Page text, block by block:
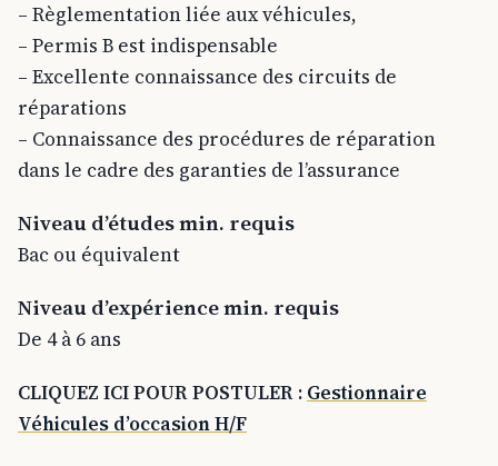
– Règlementation liée aux véhicules,
– Permis B est indispensable
– Excellente connaissance des circuits de
réparations
– Connaissance des procédures de réparation
dans le cadre des garanties de l’assurance
Niveau d’études min. requis
Bac ou équivalent
Niveau d’expérience min. requis
De 4 à 6 ans
CLIQUEZ ICI POUR POSTULER : Gestionnaire
Véhicules d’occasion H/F